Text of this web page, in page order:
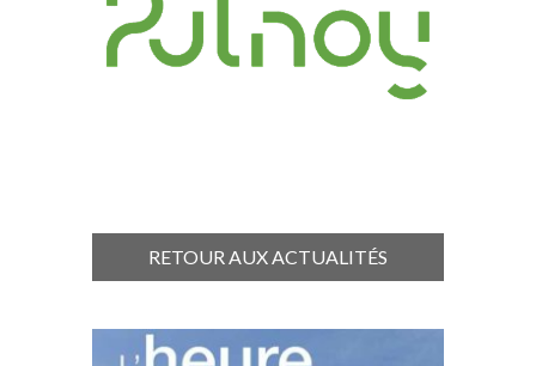
RETOUR AUX ACTUALITÉS